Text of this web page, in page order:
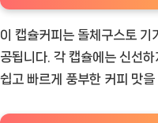
이 캡슐커피는 돌체구스토 기
공됩니다. 각 캡슐에는 신선
쉽고 빠르게 풍부한 커피 맛을